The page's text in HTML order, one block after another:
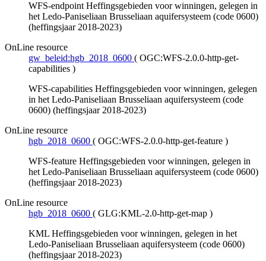
WFS-endpoint Heffingsgebieden voor winningen, gelegen in
het Ledo-Paniseliaan Brusseliaan aquifersysteem (code 0600)
(heffingsjaar 2018-2023)
OnLine resource
gw_beleid:hgb_2018_0600 ( OGC:WFS-2.0.0-http-get-
capabilities )
WFS-capabilities Heffingsgebieden voor winningen, gelegen
in het Ledo-Paniseliaan Brusseliaan aquifersysteem (code
0600) (heffingsjaar 2018-2023)
OnLine resource
hgb_2018_0600 ( OGC:WFS-2.0.0-http-get-feature )
WFS-feature Heffingsgebieden voor winningen, gelegen in
het Ledo-Paniseliaan Brusseliaan aquifersysteem (code 0600)
(heffingsjaar 2018-2023)
OnLine resource
hgb_2018_0600 ( GLG:KML-2.0-http-get-map )
KML Heffingsgebieden voor winningen, gelegen in het
Ledo-Paniseliaan Brusseliaan aquifersysteem (code 0600)
(heffingsjaar 2018-2023)